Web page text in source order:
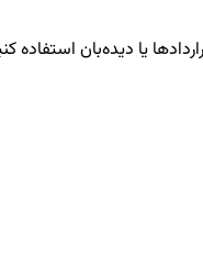
یا دیده‌بان استفاده